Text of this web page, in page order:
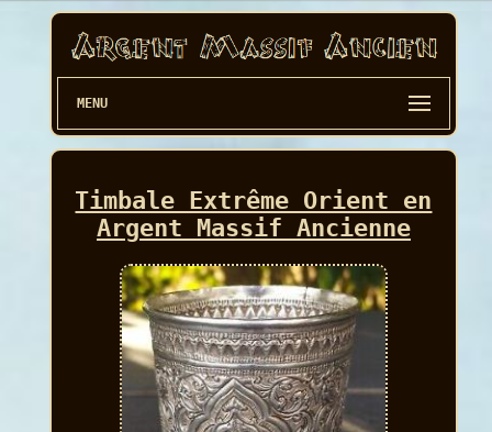
MENU
Timbale Extrême Orient en
Argent Massif Ancienne